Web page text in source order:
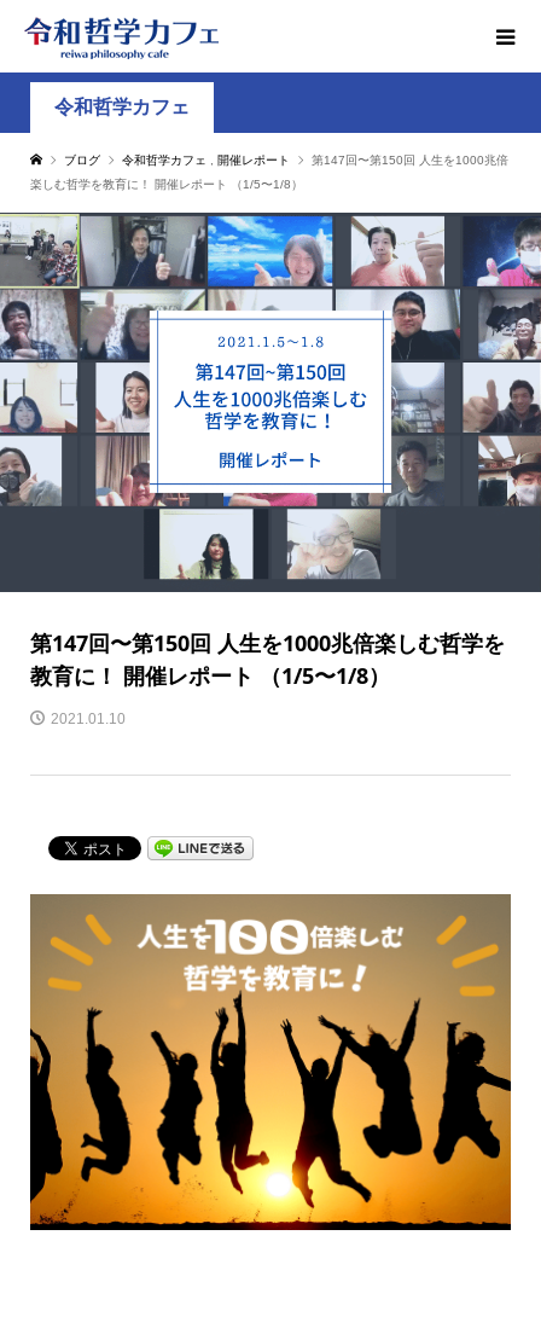
令和哲学カフェ
ブログ 令和哲学カフェ 開催レポート
第147回〜第150回 人生を1000兆倍
楽しむ哲学を教育に！ 開催レポート （1/5〜1/8）
第147回〜第150回 人生を1000兆倍楽しむ哲学を
教育に！ 開催レポート （1/5〜1/8）
2021.01.10